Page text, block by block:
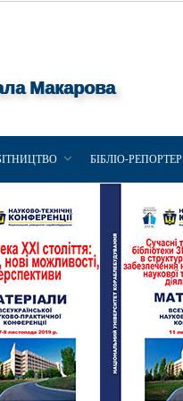
Макарова
БІБЛІО-РЕПОРТЕР